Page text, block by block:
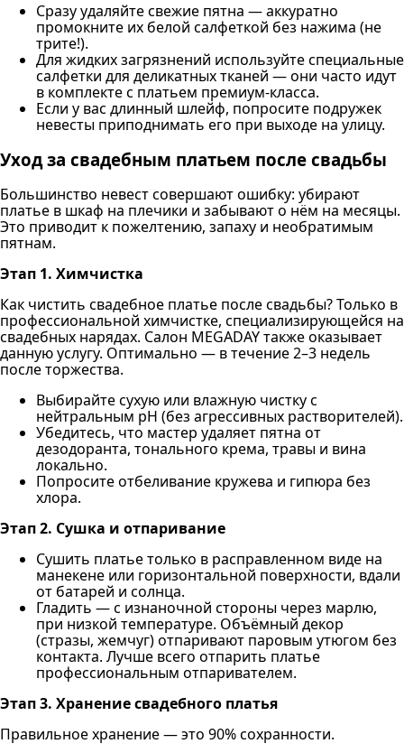
Сразу удаляйте свежие пятна — аккуратно
промокните их белой салфеткой без нажима (не
трите!).
Для жидких загрязнений используйте специальные
салфетки для деликатных тканей — они часто идут
в комплекте с платьем премиум-класса.
Если у вас длинный шлейф, попросите подружек
невесты приподнимать его при выходе на улицу.
Уход за свадебным платьем после свадьбы
Большинство невест совершают ошибку: убирают
платье в шкаф на плечики и забывают о нём на месяцы.
Это приводит к пожелтению, запаху и необратимым
пятнам.
Этап 1. Химчистка
Как чистить свадебное платье после свадьбы? Только в
профессиональной химчистке, специализирующейся на
свадебных нарядах. Салон MEGADAY также оказывает
данную услугу. Оптимально — в течение 2–3 недель
после торжества.
Выбирайте сухую или влажную чистку с
нейтральным pH (без агрессивных растворителей).
Убедитесь, что мастер удаляет пятна от
дезодоранта, тонального крема, травы и вина
локально.
Попросите отбеливание кружева и гипюра без
хлора.
Этап 2. Сушка и отпаривание
Сушить платье только в расправленном виде на
манекене или горизонтальной поверхности, вдали
от батарей и солнца.
Гладить — с изнаночной стороны через марлю,
при низкой температуре. Объёмный декор
(стразы, жемчуг) отпаривают паровым утюгом без
контакта. Лучше всего отпарить платье
профессиональным отпаривателем.
Этап 3. Хранение свадебного платья
Правильное хранение — это 90% сохранности.